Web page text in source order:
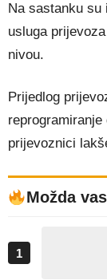
Na sastanku su
usluga
nivou.
Prijedlog
prijevoznici
Možda
1